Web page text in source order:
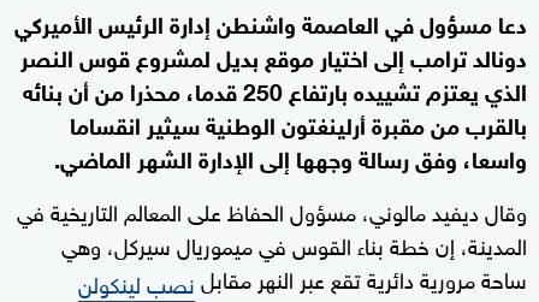
دعا مسؤول في العاصمة واشنطن إدارة الرئيس الأميركي
دونالد ترامب إلى اختيار موقع بديل لمشروع قوس النصر
الذي يعتزم تشييده بارتفاع 250 قدما، محذرا من أن بنائه
بالقرب من مقبرة أرلينغتون الوطنية سيثير انقساما
واسعا، وفق رسالة وجهها إلى الإدارة الشهر الماضي.
وقال ديفيد مالوني، مسؤول الحفاظ على المعالم التاريخية في
المدينة، إن خطة بناء القوس في ميموريال سيركل، وهي
ساحة مرورية دائرية تقع عبر النهر مقابلنصب لينكولن